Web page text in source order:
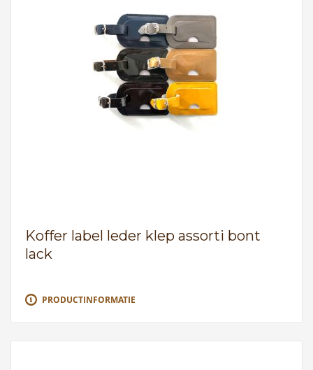
Koffer label leder klep assorti bont
lack
PRODUCTINFORMATIE